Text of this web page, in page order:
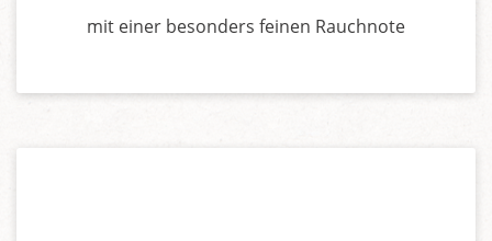
mit einer besonders feinen Rauchnote